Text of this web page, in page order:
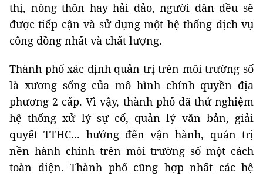
thị, nông thôn hay hải đảo, người dân đều sẽ
được tiếp cận và sử dụng một hệ thống dịch vụ
công đồng nhất và chất lượng.
Thành phố xác định quản trị trên môi trường số
là xương sống của mô hình chính quyền địa
phương 2 cấp. Vì vậy, thành phố đã thử nghiệm
hệ thống xử lý sự cố, quản lý văn bản, giải
quyết TTHC... hướng đến vận hành, quản trị
nền hành chính trên môi trường số một cách
toàn diện. Thành phố cũng hợp nhất các hệ